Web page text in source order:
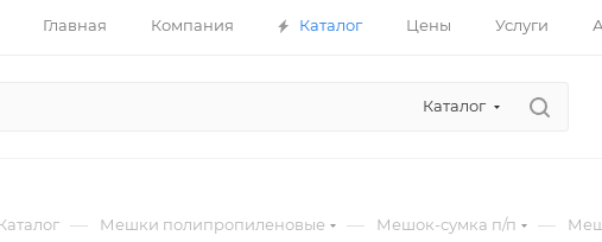
Главная Компания Каталог Цены Услуги
Каталог
— Мешки полипропиленовые — Мешок-сумка п/п —